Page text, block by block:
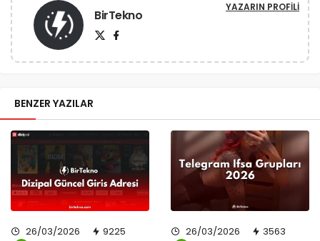
BirTekno YAZARIN PROFILI
BENZER YAZILAR
26/03/2026 9225 26/03/2026 3563